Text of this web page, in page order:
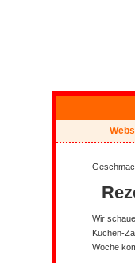
Wir
Küchen-
Woche